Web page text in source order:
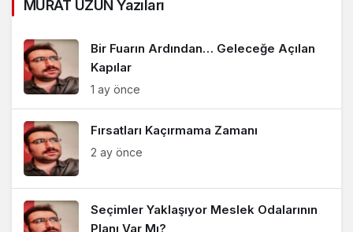
MURAT UZUN Yazıları
Bir Fuarın Ardından… Geleceğe Açılan
Kapılar
1 ay önce
Fırsatları Kaçırmama Zamanı
2 ay önce
Seçimler Yaklaşıyor Meslek Odalarının
Planı Var Mı?